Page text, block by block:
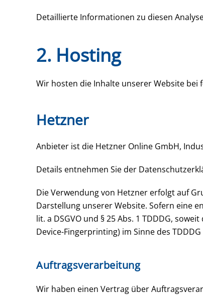
Detaillierte Informationen zu diesen
2. Hosting
Wir hosten die Inhalte unserer Website bei
Hetzner
Anbieter ist die Hetzner Online GmbH,
Details entnehmen Sie der
Die Verwendung von Hetzner erfolgt auf
Darstellung unserer Website. Sofern eine
lit. a DSGVO und § 25 Abs. 1 TDDDG,
Device-Fingerprinting) im Sinne des
Auftragsverarbeitung
Wir haben einen Vertrag über